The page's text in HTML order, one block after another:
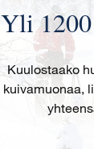
Yli
Kuulostaako
kuivamuonaa,